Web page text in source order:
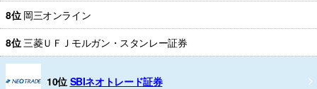
8位 岡三オンライン
8位 三菱ＵＦＪモルガン・スタンレー証券
10位 SBIネオトレード証券